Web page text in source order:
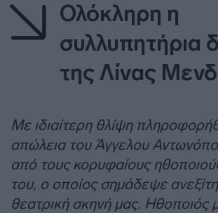
Ολόκληρη η
συλλυπητήρια
της Λίνας
Με ιδιαίτερη θλίψη
απώλεια του Άγγελου
από τους κορυφαίους
του, ο οποίος σημάδεψε
θεατρική σκηνή μας. Ηθοποιός